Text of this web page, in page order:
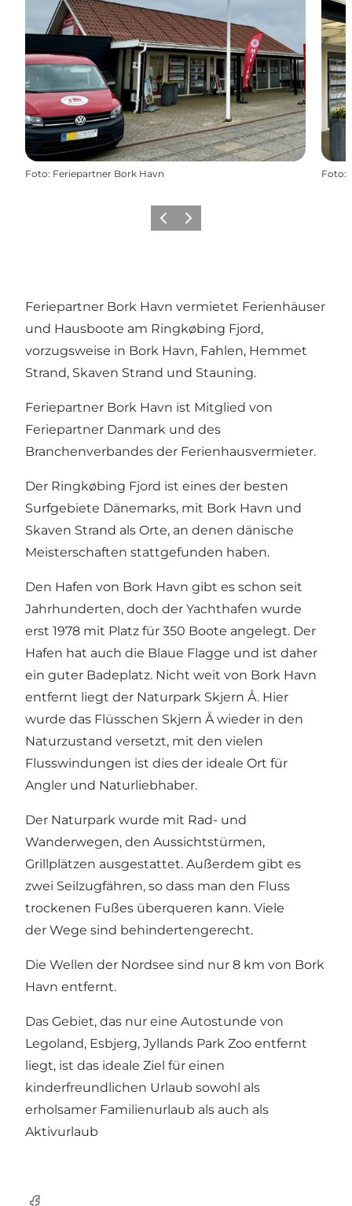
Foto: Feriepartner Bork Havn Foto:
ZurückWeiter
Feriepartner Bork Havn vermietet Ferienhäuser
und Hausboote am Ringkøbing Fjord,
vorzugsweise in Bork Havn, Fahlen, Hemmet
Strand, Skaven Strand und Stauning.
Feriepartner Bork Havn ist Mitglied von
Feriepartner Danmark und des
Branchenverbandes der Ferienhausvermieter.
Der Ringkøbing Fjord ist eines der besten
Surfgebiete Dänemarks, mit Bork Havn und
Skaven Strand als Orte, an denen dänische
Meisterschaften stattgefunden haben.
Den Hafen von Bork Havn gibt es schon seit
Jahrhunderten, doch der Yachthafen wurde
erst 1978 mit Platz für 350 Boote angelegt. Der
Hafen hat auch die Blaue Flagge und ist daher
ein guter Badeplatz. Nicht weit von Bork Havn
entfernt liegt der Naturpark Skjern Å. Hier
wurde das Flüsschen Skjern Å wieder in den
Naturzustand versetzt, mit den vielen
Flusswindungen ist dies der ideale Ort für
Angler und Naturliebhaber.
Der Naturpark wurde mit Rad- und
Wanderwegen, den Aussichtstürmen,
Grillplätzen ausgestattet. Außerdem gibt es
zwei Seilzugfähren, so dass man den Fluss
trockenen Fußes überqueren kann. Viele
der Wege sind behindertengerecht.
Die Wellen der Nordsee sind nur 8 km von Bork
Havn entfernt.
Das Gebiet, das nur eine Autostunde von
Legoland, Esbjerg, Jyllands Park Zoo entfernt
liegt, ist das ideale Ziel für einen
kinderfreundlichen Urlaub sowohl als
erholsamer Familienurlaub als auch als
Aktivurlaub